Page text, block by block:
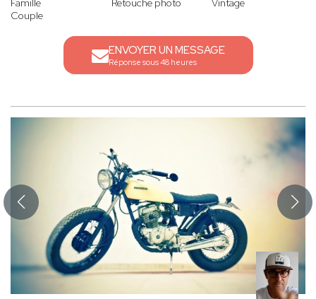
Famille
Couple
Retouche photo
Vintage
ENVOYER UN MESSAGE
Réponse sous 48 heures